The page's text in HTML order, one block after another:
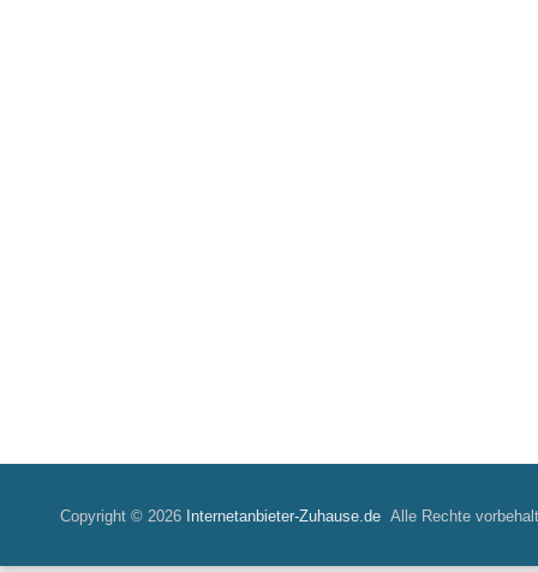
Copyright © 2026 Internetanbieter-Zuhause.de Alle Rechte